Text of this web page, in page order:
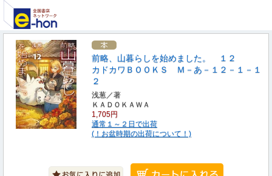
前略、山暮らしを始めました。 １２
カドカワＢＯＯＫＳ Ｍ－あ－１２－１－１
２
浅葱／著
ＫＡＤＯＫＡＷＡ
1,705円
通常１～２日で出荷
(！お盆時期の出荷について！)